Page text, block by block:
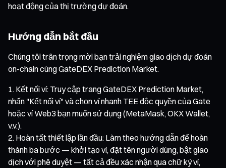
hoạt động của thị trường dự đoán.
Hướng dẫn bắt đầu
Chúng tôi trân trọng mời bạn trải nghiệm giao dịch dự đoán
on-chain cùng GateDEX Prediction Market.
Kết nối ví: Truy cập trang GateDEX Prediction Market,
nhấn "Kết nối ví" và chọn ví nhanh TEE độc quyền của Gate
hoặc ví Web3 bạn muốn sử dụng (MetaMask, OKX Wallet,
v.v.).
Hoàn tất thiết lập lần đầu: Làm theo hướng dẫn để hoàn
thành ba bước — khởi tạo ví, đặt tên người dùng, bật giao
dịch với phê duyệt — tất cả đều xác nhận qua chữ ký ví,